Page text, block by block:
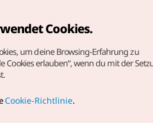
Cookies.
um deine Browsing-Erfahrung zu
Cookies erlauben“, wenn du mit der
Cookie-Richtlinie.